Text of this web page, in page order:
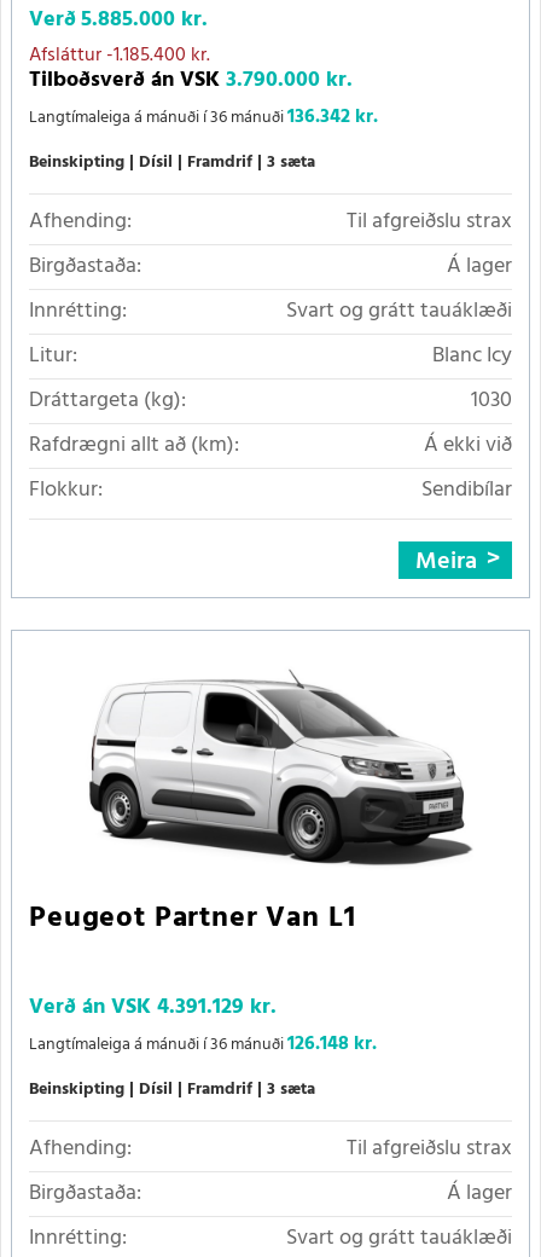
Verð5.885.000 kr.
Afsláttur-1.185.400 kr.
Tilboðsverð án VSK3.790.000 kr.
Langtímaleiga á mánuði í 36 mánuði136.342 kr.
Beinskipting Dísil Framdrif 3 sæta
Afhending:
Til afgreiðslu strax
Birgðastaða:
Á lager
Innrétting:
Svart og grátt tauáklæði
Litur:
Blanc Icy
Dráttargeta (kg):
1030
Rafdrægni allt að (km):
Á ekki við
Flokkur:
Sendibílar
Meira
Peugeot Partner Van L1
Verð án VSK4.391.129 kr.
Langtímaleiga á mánuði í 36 mánuði126.148 kr.
Beinskipting Dísil Framdrif 3 sæta
Afhending:
Til afgreiðslu strax
Birgðastaða:
Á lager
Innrétting:
Svart og grátt tauáklæði